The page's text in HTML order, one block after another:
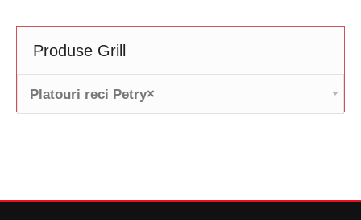
Produse Grill
×
Platouri reci Petry